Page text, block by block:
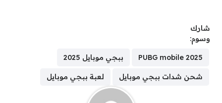
شارك
وسوم:
PUBG mobile 2025 ببجي موبايل 2025
شحن شدات ببجي موبايل لعبة ببجي موبايل